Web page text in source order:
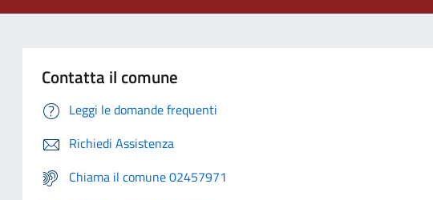
Contatta il comune
Leggi le domande frequenti
Richiedi Assistenza
Chiama il comune 02457971